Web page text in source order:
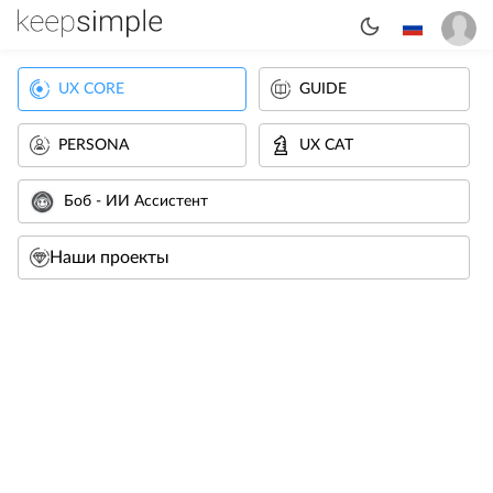
UX CORE GUIDE
PERSONA UX CAT
Боб - ИИ Ассистент
Наши проекты